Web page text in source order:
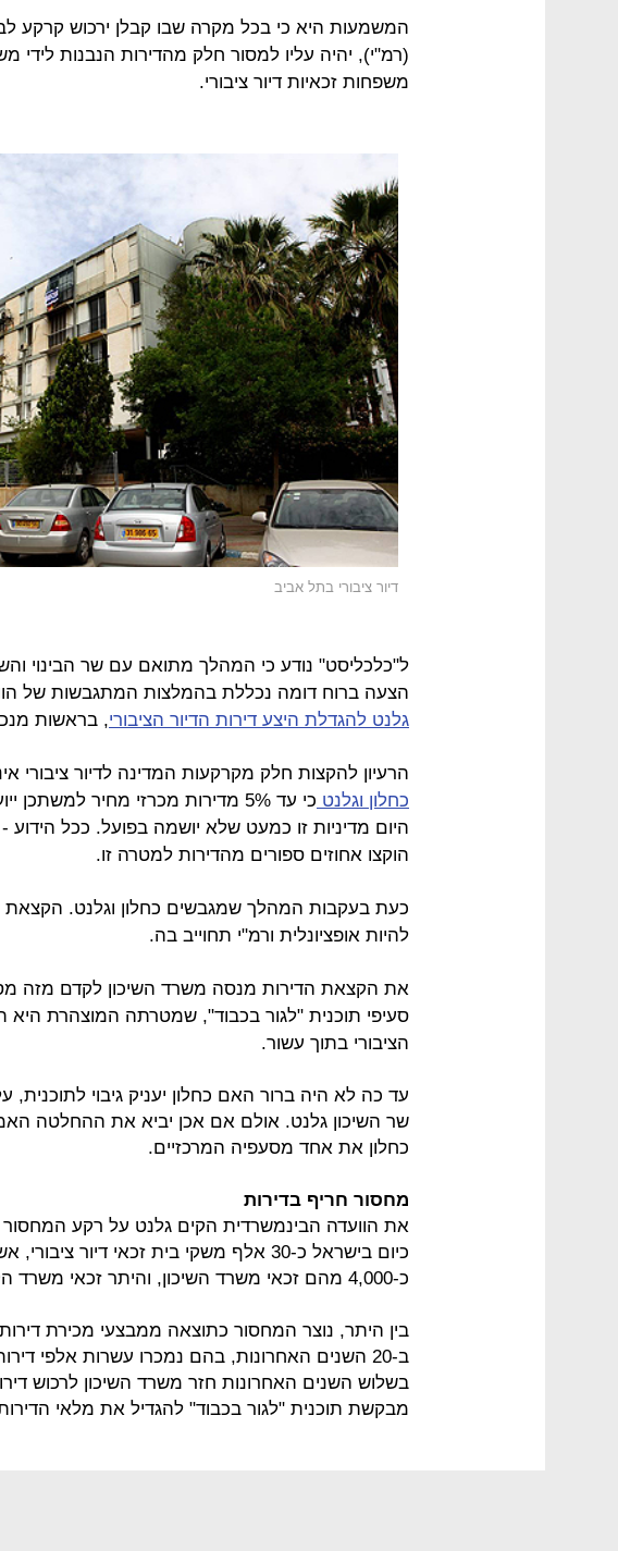
המשמעות היא כי בכל מקרה שבו קבלן ירכוש קרקע
(רמ"י), יהיה עליו למסור חלק מהדירות הנבנות לידי
משפחות זכאיות דיור ציבורי.
דיור ציבורי בתל אביב
ל"כלכליסט" נודע כי המהלך מתואם עם שר הבינוי
הצעה ברוח דומה נכללת בהמלצות המתגבשות של
גלנט להגדלת היצע דירות הדיור הציבורי, בראשות
הרעיון להקצות חלק מקרקעות המדינה לדיור ציבורי
כחלון וגלנט
כי עד 5% מדירות מכרזי מחיר
היום מדיניות זו כמעט שלא יושמה בפועל. ככל
הוקצו אחוזים ספורים מהדירות למטרה זו.
כעת בעקבות המהלך שמגבשים כחלון וגלנט. הקצאת
להיות אופציונלית ורמ"י תחוייב בה.
את הקצאת הדירות מנסה משרד השיכון לקדם מזה
הציבורי בתוך עשור.
עד כה לא היה ברור האם כחלון יעניק גיבוי לתוכנית,
שר השיכון גלנט. אולם אם אכן יביא את ההחלטה
כחלון את אחד מסעפיה המרכזיים.
מחסור חריף בדירות
את הוועדה הבינמשרדית הקים גלנט על רקע המחסור
כיום בישראל כ-30 אלף משקי בית זכאי דיור
כ-4,000 מהם זכאי משרד השיכון, והיתר זכאי משרד הקליטה.
בין היתר, נוצר המחסור כתוצאה ממבצעי מכירת
ב-20 השנים האחרונות, בהם נמכרו עשרות אלפי
מבקשת תוכנית "לגור בכבוד" להגדיל את מלאי